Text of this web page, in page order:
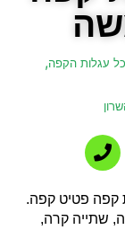
כל עגלות הקפה,
קפה פטיט קפה.
שתייה קרה,